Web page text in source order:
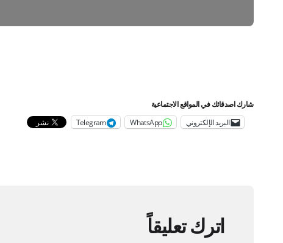
شارك اصدقائك في المواقع الاجتماعية
البريد الإلكتروني WhatsApp
Telegram
اترك تعليقاً